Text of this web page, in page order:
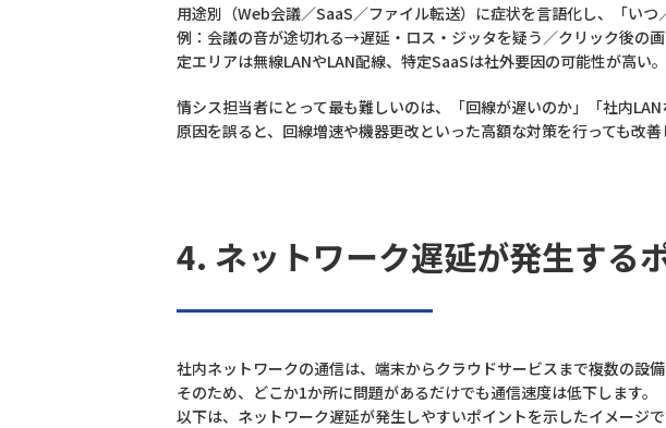
用途別（Web会議／SaaS／ファイル転送）に症状を言語化し、「い
例：会議の音が途切れる→遅延・ロス・ジッタを疑う／クリック後の
定エリアは無線LANやLAN配線、特定SaaSは社外要因の可能性が高い。
情シス担当者にとって最も難しいのは、「回線が遅いのか」「社内
原因を誤ると、回線増速や機器更改といった高額な対策を行っても改善
4. ネットワーク遅延が発生する
社内ネットワークの通信は、端末からクラウドサービスまで複数の設備
そのため、どこか1か所に問題があるだけでも通信速度は低下します。
以下は、ネットワーク遅延が発生しやすいポイントを示したイメージで